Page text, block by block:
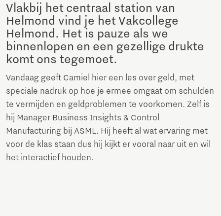
Vlakbij het centraal station van
Helmond vind je het Vakcollege
Helmond. Het is pauze als we
binnenlopen en een gezellige drukte
komt ons tegemoet.
Vandaag geeft Camiel hier een les over geld, met
speciale nadruk op hoe je ermee omgaat om schulden
te vermijden en geldproblemen te voorkomen. Zelf is
hij Manager Business Insights & Control
Manufacturing bij ASML. Hij heeft al wat ervaring met
voor de klas staan dus hij kijkt er vooral naar uit en wil
het interactief houden.